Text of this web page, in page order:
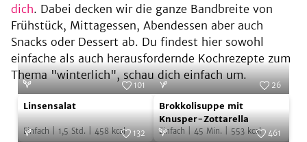
dich. Dabei decken wir die ganze Bandbreite von
Frühstück, Mittagessen, Abendessen aber auch
Snacks oder Dessert ab. Du findest hier sowohl
einfache als auch herausfordernde Kochrezepte zum
Thema "winterlich", schau dich einfach um.
Linsensalat
Foto:
101
Linsensalat
Einfach 1,5 Std. 458 kcal
Brokkolisuppe
mit
Knusper-
Foto: Zott - Die Genuss-Molkerei
26
Brokkolisuppe mit
Knusper-Zottarella
Einfach 45 Min. 553 kcal
132 461